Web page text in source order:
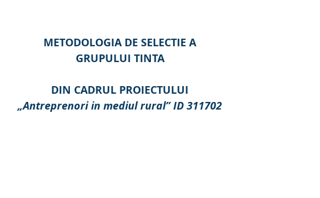
METODOLOGIA DE SELECTIE A
GRUPULUI TINTA
DIN CADRUL PROIECTULUI
„Antreprenori in mediul rural” ID 311702